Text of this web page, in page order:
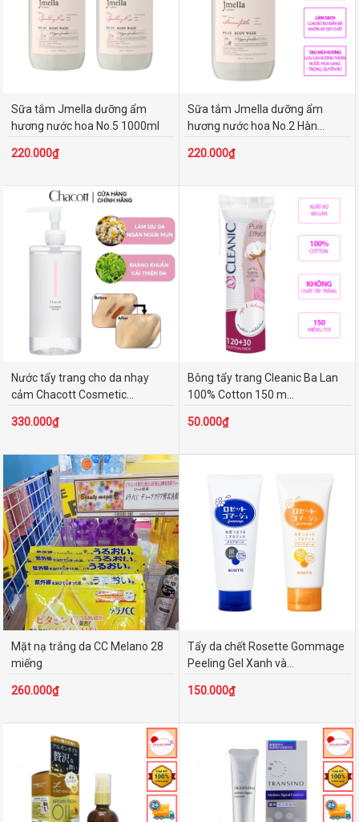
Sữa tắm Jmella dưỡng ẩm
hương nước hoa No.5 1000ml
220.000₫
Sữa tắm Jmella dưỡng ẩm
hương nước hoa No.2 Hàn...
220.000₫
Nước tẩy trang cho da nhạy
cảm Chacott Cosmetic...
330.000₫
Bông tẩy trang Cleanic Ba Lan
100% Cotton 150 m...
50.000₫
Mặt nạ trắng da CC Melano 28
miếng
260.000₫
Tẩy da chết Rosette Gommage
Peeling Gel Xanh và...
150.000₫